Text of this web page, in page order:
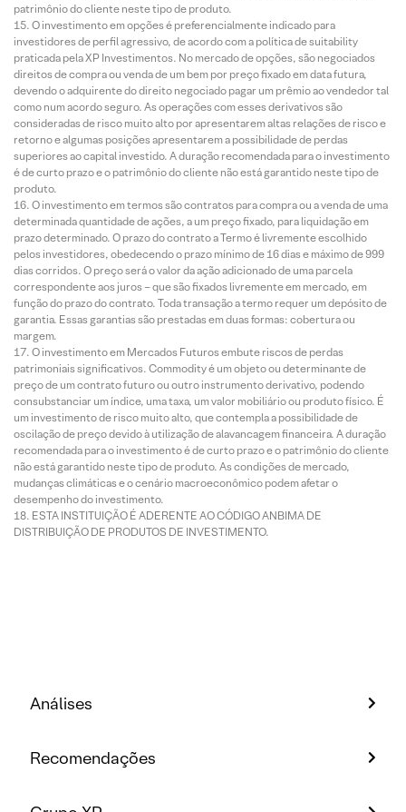
patrimônio do cliente neste tipo de produto.
O investimento em opções é preferencialmente indicado para
investidores de perfil agressivo, de acordo com a política de suitability
praticada pela XP Investimentos. No mercado de opções, são negociados
direitos de compra ou venda de um bem por preço fixado em data futura,
devendo o adquirente do direito negociado pagar um prêmio ao vendedor tal
como num acordo seguro. As operações com esses derivativos são
consideradas de risco muito alto por apresentarem altas relações de risco e
retorno e algumas posições apresentarem a possibilidade de perdas
superiores ao capital investido. A duração recomendada para o investimento
é de curto prazo e o patrimônio do cliente não está garantido neste tipo de
produto.
O investimento em termos são contratos para compra ou a venda de uma
determinada quantidade de ações, a um preço fixado, para liquidação em
prazo determinado. O prazo do contrato a Termo é livremente escolhido
pelos investidores, obedecendo o prazo mínimo de 16 dias e máximo de 999
dias corridos. O preço será o valor da ação adicionado de uma parcela
correspondente aos juros – que são fixados livremente em mercado, em
função do prazo do contrato. Toda transação a termo requer um depósito de
garantia. Essas garantias são prestadas em duas formas: cobertura ou
margem.
O investimento em Mercados Futuros embute riscos de perdas
patrimoniais significativos. Commodity é um objeto ou determinante de
preço de um contrato futuro ou outro instrumento derivativo, podendo
consubstanciar um índice, uma taxa, um valor mobiliário ou produto físico. É
um investimento de risco muito alto, que contempla a possibilidade de
oscilação de preço devido à utilização de alavancagem financeira. A duração
recomendada para o investimento é de curto prazo e o patrimônio do cliente
não está garantido neste tipo de produto. As condições de mercado,
mudanças climáticas e o cenário macroeconômico podem afetar o
desempenho do investimento.
ESTA INSTITUIÇÃO É ADERENTE AO CÓDIGO ANBIMA DE
DISTRIBUIÇÃO DE PRODUTOS DE INVESTIMENTO.
Análises
Recomendações